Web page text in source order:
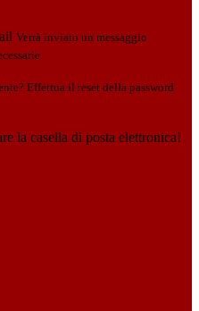
Verrà inviato un messaggio
Effettua il reset della password
la casella di posta elettronica!